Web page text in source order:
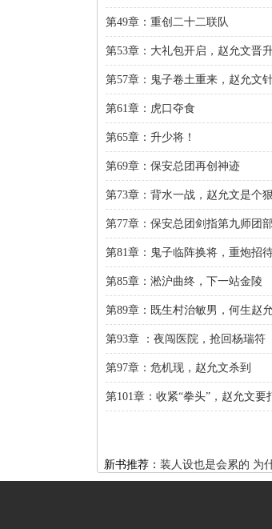
第49章：重创二十二联队
第53章：大礼包开启，赵允文晋
第57章：鬼子卷土重来，赵允文
第61章：虎口夺食
第65章：升少将！
第69章：保安总团再创神迹
第73章：背水一战，赵允文是个
第77章：保安总团剑指第九师团部
第81章：鬼子临阵换将，重炮招
第85章：淞沪曲终，下一站金陵
第89章：既生村治敏男，何生赵允
第93章 ：夜闯医院，抢回杨瑞符
第97章：危机现，赵允文杀到
第101章：收紧“拳头”，赵允文要
新书推荐： 装人设也是会累的 为